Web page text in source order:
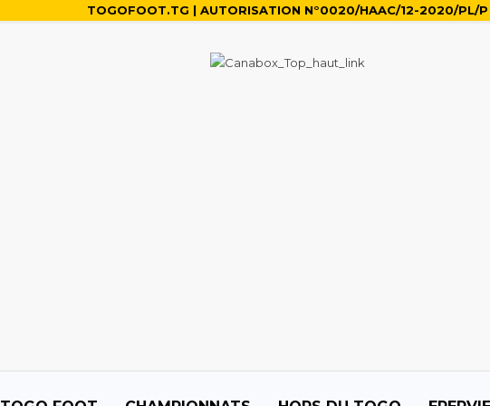
TOGOFOOT.TG | AUTORISATION N°0020/HAAC/12-2020/PL/P